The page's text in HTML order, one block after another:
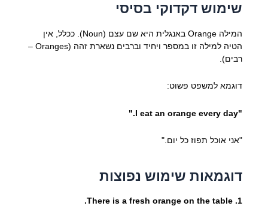
שימוש דקדוקי בסיסי
המילה Orange באנגלית היא שם עצם (Noun). ככלל, אין
הטיה למילה זו במספר ויחיד וברבים נשארת זהה (Oranges –
רבים).
דוגמא למשפט פשוט:
"I eat an orange every day."
"אני אוכל תפוז כל יום."
דוגמאות שימוש נפוצות
1. There is a fresh orange on the table.